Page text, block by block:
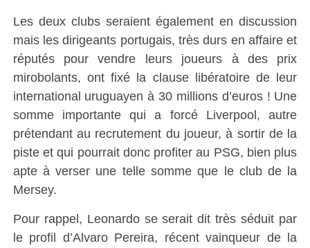
Les deux clubs seraient également en discussion
mais les dirigeants portugais, très durs en affaire et
réputés pour vendre leurs joueurs à des prix
mirobolants, ont fixé la clause libératoire de leur
international uruguayen à 30 millions d’euros ! Une
somme importante qui a forcé Liverpool, autre
prétendant au recrutement du joueur, à sortir de la
piste et qui pourrait donc profiter au PSG, bien plus
apte à verser une telle somme que le club de la
Mersey.
Pour rappel, Leonardo se serait dit très séduit par
le profil d’Alvaro Pereira, récent vainqueur de la